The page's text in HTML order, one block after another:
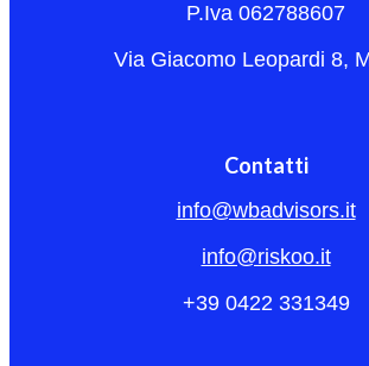
P.Iva 062788607
Via Giacomo Leopardi 8,
Contatti
info@wbadvisors.it
info@riskoo.it
+39 0422 331349